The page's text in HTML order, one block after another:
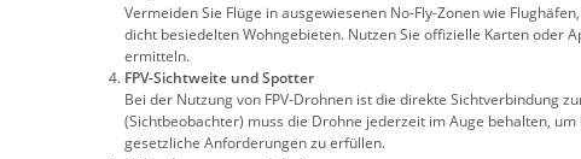
Vermeiden Sie Flüge in ausgewiesenen No-Fly-Zonen wie
dicht besiedelten Wohngebieten. Nutzen Sie offizielle Karten oder
ermitteln.
FPV-Sichtweite und Spotter
Bei der Nutzung von FPV-Drohnen ist die direkte Sichtverbindung
(Sichtbeobachter) muss die Drohne jederzeit im Auge behalten,
gesetzliche Anforderungen zu erfüllen.